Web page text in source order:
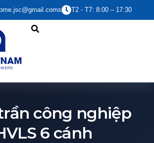
T2 - T7: 8:00 – 17:30
công nghiệp
6 cánh